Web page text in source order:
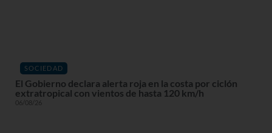
SOCIEDAD
El Gobierno declara alerta roja en la costa por ciclón
extratropical con vientos de hasta 120 km/h
06/08/26